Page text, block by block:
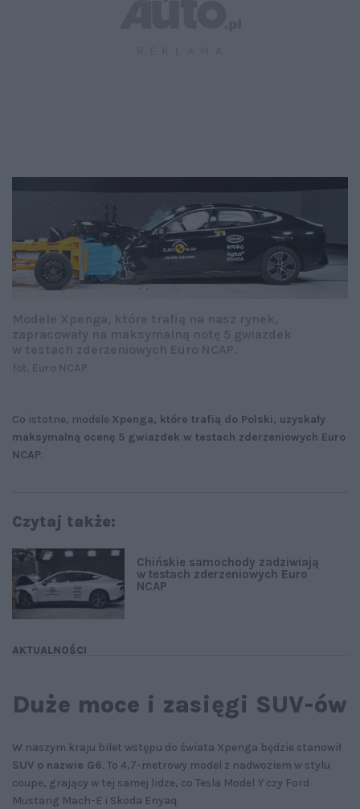
Co istotne, modele Xpenga, które trafią do Polski, uzyskały
maksymalną ocenę 5 gwiazdek w testach zderzeniowych Euro
NCAP.
Czytaj także:
AKTUALNOŚCI
Chińskie samochody zadziwiają
w testach zderzeniowych Euro
NCAP
Duże moce i zasięgi SUV-ów
W naszym kraju bilet wstępu do świata Xpenga będzie stanowił
SUV o nazwie G6. To 4,7-metrowy model z nadwoziem w stylu
coupe, grający w tej samej lidze, co Tesla Model Y czy Ford
Mustang Mach-E i Skoda Enyaq.